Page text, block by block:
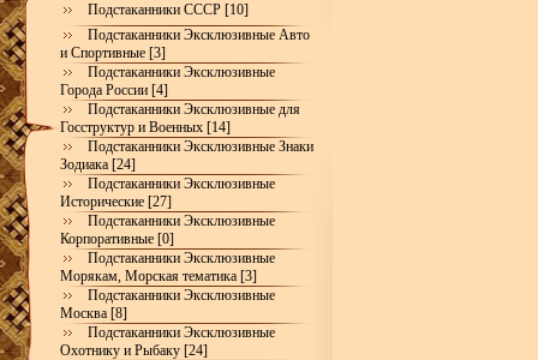
Подстаканники СССР [10]
Подстаканники Эксклюзивные Авто
и Спортивные [3]
Подстаканники Эксклюзивные
Города России [4]
Подстаканники Эксклюзивные для
Госструктур и Военных [14]
Подстаканники Эксклюзивные Знаки
Зодиака [24]
Подстаканники Эксклюзивные
Исторические [27]
Подстаканники Эксклюзивные
Корпоративные [0]
Подстаканники Эксклюзивные
Морякам, Морская тематика [3]
Подстаканники Эксклюзивные
Москва [8]
Подстаканники Эксклюзивные
Охотнику и Рыбаку [24]